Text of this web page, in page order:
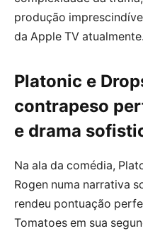
produção
da Apple TV atualmente.
Platonic e
contrapeso
e drama
Na ala da comédia,
Rogen numa narrativa
rendeu pontuação
Tomatoes em sua